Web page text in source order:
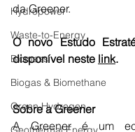
Hydropower
Waste-to-Energy
Biomass
Biogas & Biomethane
Green Hydrogen
da Greener.
O novo Estudo
disponível neste link.
Sobre a Greener
A Greener é um